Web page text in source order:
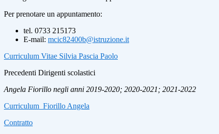
Per prenotare un appuntamento:
tel. 0733 215173
E-mail: mcic82400b@istruzione.it
Curriculum Vitae Silvia Pascia Paolo
Precedenti Dirigenti scolastici
Angela Fiorillo negli anni 2019-2020; 2020-2021; 2021-2022
Curriculum_Fiorillo Angela
Contratto